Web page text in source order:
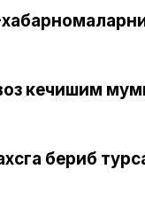
кечишим
бериб